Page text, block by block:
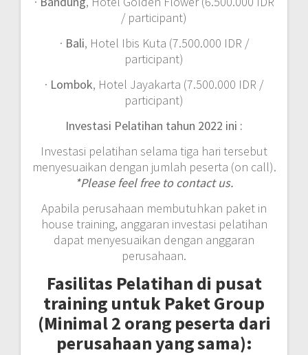
/ participant)
· Bali, Hotel Ibis Kuta (7.500.000 IDR /
participant)
· Lombok, Hotel Jayakarta (7.500.000 IDR /
participant)
Investasi Pelatihan tahun 2022 ini :
Investasi pelatihan selama tiga hari tersebut
menyesuaikan dengan jumlah peserta (on call).
*Please feel free to contact us.
Apabila perusahaan membutuhkan paket in
house training, anggaran investasi pelatihan
dapat menyesuaikan dengan anggaran
perusahaan.
Fasilitas Pelatihan di pusat
training untuk Paket Group
(Minimal 2 orang peserta dari
perusahaan yang sama):